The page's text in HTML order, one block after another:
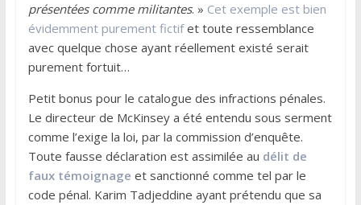
présentées comme militantes. » Cet exemple est bien
évidemment purement fictifet toute ressemblance
avec quelque chose ayant réellement existé serait
purement fortuit…
Petit bonus pour le catalogue des infractions pénales.
Le directeur de McKinsey a été entendu sous serment
comme l’exige la loi, par la commission d’enquête.
Toute fausse déclaration est assimilée au délit de
faux témoignage et sanctionné comme tel par le
code pénal. Karim Tadjeddine ayant prétendu que sa